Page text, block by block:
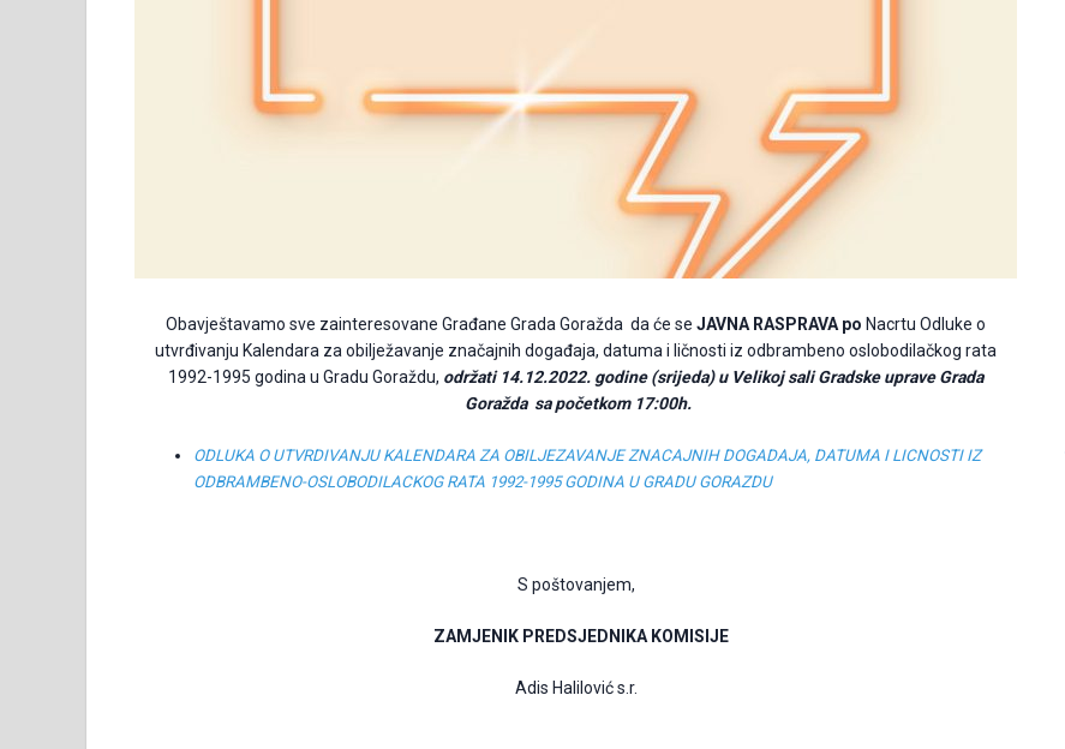
Obavještavamo sve zainteresovane Građane Grada Goražda da će se JAVNA RASPRAVA po Nacrtu Odluke o
utvrđivanju Kalendara za obilježavanje značajnih događaja, datuma i ličnosti iz odbrambeno oslobodilačkog rata
1992-1995 godina u Gradu Goraždu, održati 14.12.2022. godine (srijeda) u Velikoj sali Gradske uprave Grada
Goražda sa početkom 17:00h.
ODLUKA O UTVRDIVANJU KALENDARA ZA OBILJEZAVANJE ZNACAJNIH DOGADAJA, DATUMA I LICNOSTI IZ
ODBRAMBENO-OSLOBODILACKOG RATA 1992-1995 GODINA U GRADU GORAZDU
S poštovanjem,
ZAMJENIK PREDSJEDNIKA KOMISIJE
Adis Halilović s.r.